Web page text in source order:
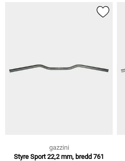
gazzini
Styre Sport 22,2 mm, bredd 761